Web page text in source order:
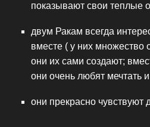
показывают свои теплые
двум Ракам всегда
вместе ( у них множество
они их сами создают;
они очень любят мечтать
они прекрасно чувствуют